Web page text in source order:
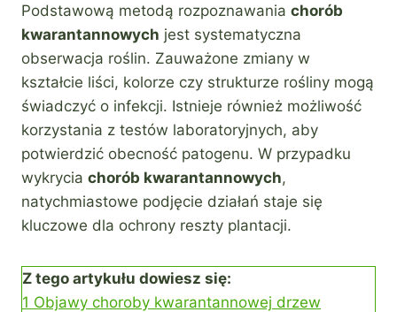
Podstawową metodą rozpoznawania chorób
kwarantannowych jest systematyczna
obserwacja roślin. Zauważone zmiany w
kształcie liści, kolorze czy strukturze rośliny mogą
świadczyć o infekcji. Istnieje również możliwość
korzystania z testów laboratoryjnych, aby
potwierdzić obecność patogenu. W przypadku
wykrycia chorób kwarantannowych,
natychmiastowe podjęcie działań staje się
kluczowe dla ochrony reszty plantacji.
Z tego artykułu dowiesz się:
1 Objawy choroby kwarantannowej drzew